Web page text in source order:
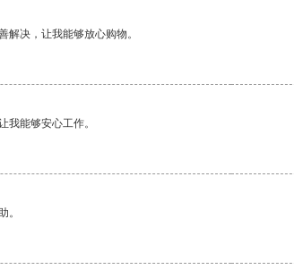
决，让我能够放心购物。
我能够安心工作。
。